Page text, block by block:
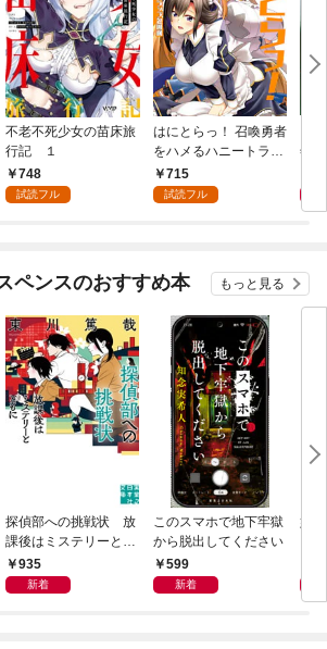
不老不死少女の苗床旅
行記 １
748
試読フル
はにとらっ！ 召喚勇者
をハメるハニートラッ
プ包囲網 1
715
試読フル
年9
ペンスのおすすめ本 もっと見る
探偵部への挑戦状 放
課後はミステリーとと
もに 新装版
935
新着
このスマホで地下牢獄
から脱出してください
599
新着
姐